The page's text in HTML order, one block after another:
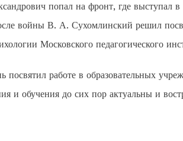
попал на фронт, где выступал в
войны В. А. Сухомлинский решил
Московского педагогического
работе в образовательных
и обучения до сих пор актуальны и